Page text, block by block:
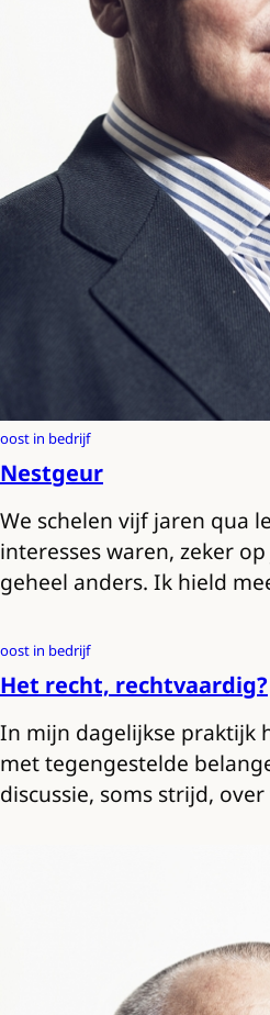
oost in bedrijf
Nestgeur
We schelen vijf jaren qua
interesses waren, zeker
geheel anders. Ik hield
oost in bedrijf
Het recht, rechtvaardig?
In mijn dagelijkse praktijk
met tegengestelde
discussie, soms strijd,